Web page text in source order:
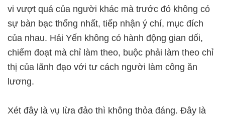
vi vượt quá của người khác mà trước đó không có
sự bàn bạc thống nhất, tiếp nhận ý chí, mục đích
của nhau. Hải Yến không có hành động gian dối,
chiếm đoạt mà chỉ làm theo, buộc phải làm theo chỉ
thị của lãnh đạo với tư cách người làm công ăn
lương.
Xét đây là vụ lừa đảo thì không thỏa đáng. Đây là